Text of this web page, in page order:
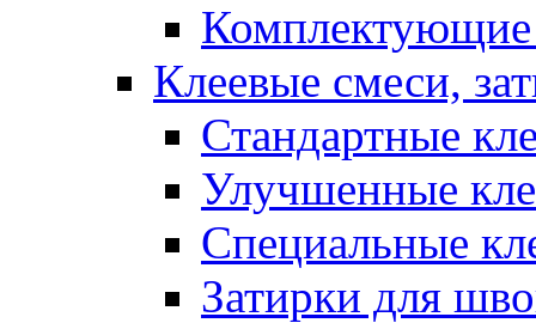
Клеевые смеси,
Стандартные
Улучшенные
Специальные
Затирки для